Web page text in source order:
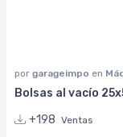
por garageimpo en
Bolsas al vacío
+198 Ventas